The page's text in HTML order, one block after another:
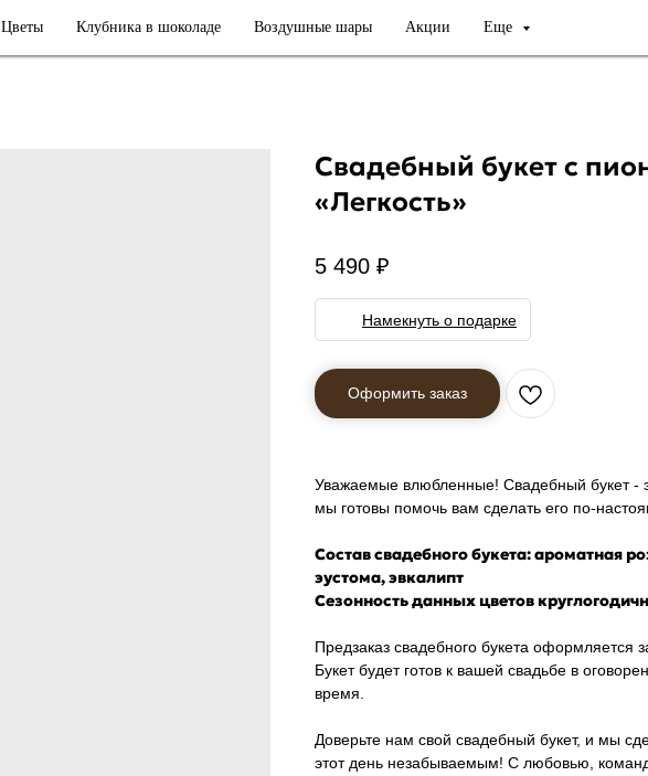
Цветы Клубника в шоколаде Воздушные шары Акции Еще
Свадебный букет с
«Легкость»
5 490 ₽
Намекнуть о подарке
Уважаемые влюбленные! Свадебный букет -
мы готовы помочь вам сделать его по-
Состав свадебного букета: ароматная
эустома, эвкалипт
Сезонность данных цветов
Предзаказ свадебного букета оформляется
Букет будет готов к вашей свадьбе в
время.
Доверьте нам свой свадебный букет, и мы
этот день незабываемым! С любовью,